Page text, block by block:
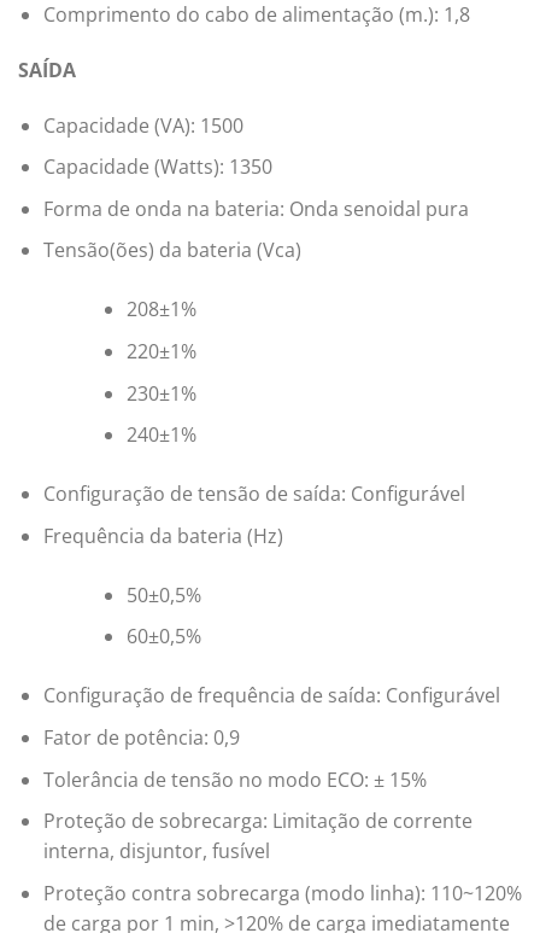
Comprimento do cabo de alimentação (m.): 1,8
SAÍDA
Capacidade (VA): 1500
Capacidade (Watts): 1350
Forma de onda na bateria: Onda senoidal pura
Tensão(ões) da bateria (Vca)
208±1%
220±1%
230±1%
240±1%
Configuração de tensão de saída: Configurável
Frequência da bateria (Hz)
50±0,5%
60±0,5%
Configuração de frequência de saída: Configurável
Fator de potência: 0,9
Tolerância de tensão no modo ECO: ± 15%
Proteção de sobrecarga: Limitação de corrente
interna, disjuntor, fusível
Proteção contra sobrecarga (modo linha): 110~120%
de carga por 1 min, >120% de carga imediatamente